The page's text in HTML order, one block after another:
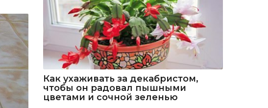
Как ухаживать за декабристом,
чтобы он радовал пышными
цветами и сочной зеленью